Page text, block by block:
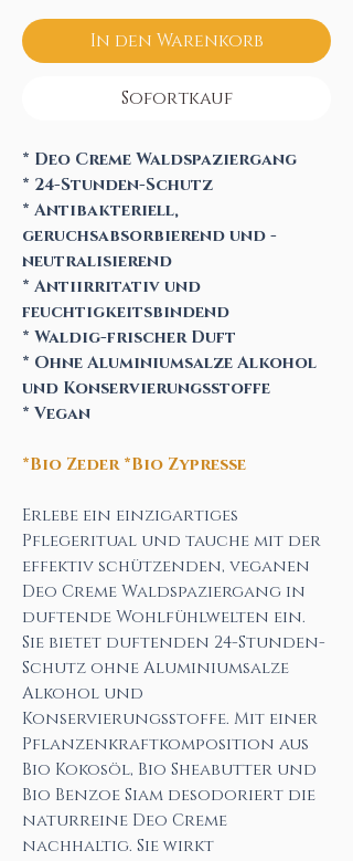
In den Warenkorb
Sofortkauf
* Deo Creme Waldspaziergang
* 24-Stunden-Schutz
* Antibakteriell,
geruchsabsorbierend und -
neutralisierend
* Antiirritativ und
feuchtigkeitsbindend
* Waldig-frischer Duft
* Ohne Aluminiumsalze Alkohol
und Konservierungsstoffe
* Vegan
*Bio Zeder *Bio Zypresse
Erlebe ein einzigartiges
Pflegeritual und tauche mit der
effektiv schützenden, veganen
Deo Creme Waldspaziergang in
duftende Wohlfühlwelten ein.
Sie bietet duftenden 24-Stunden-
Schutz ohne Aluminiumsalze
Alkohol und
Konservierungsstoffe. Mit einer
Pflanzenkraftkomposition aus
Bio Kokosöl, Bio Sheabutter und
Bio Benzoe Siam desodoriert die
naturreine Deo Creme
nachhaltig. Sie wirkt